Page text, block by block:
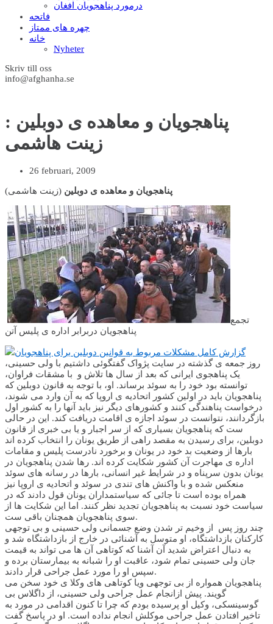
درمورد پناهجويان افغان
فاتحه
چهره های ممتاز
خانه
Nyheter
Skriv till oss
info@afghanha.se
پناهجویان و معاهده ی دوبلین :
زینت هاشمی
26 februari, 2009
پناهجویان و معاهده ی دوبلین (زینت هاشمی)
تجمع
پناهجویان دربرابر اداره ی پلیس آتن
گزارش کامل مشکلات مربوط به قوانین دوبلین برای پناهجویان
روز جمعه ی گذشته در سایت پژواک گفتگوئی داشتیم با ولی حسینی،
یک پناهجوی ایرانی که بعد از سال ها تلاش و با مشقات فراوان،
توانسته بود خود را به سوئد برساند. او، با توجه به قانون دوبلین که
پناهجویان باید در اولین کشور اتحادیه ی اروپا که به آن وارد می شوند،
درخواست پناهندگی کنند و کشورهای دیگر نیز باید آنها را به کشور اول
بازگردانند، نتوانست در سوئد اجازه ی اقامت دریافت کند. این در حالی
ست که پناهجویان بسیاری که از سر اجبار و یا بی خبری از قانون
دوبلین، برای رسیدن به مقصد راهی از طریق یونان را انتخاب کرده اند
بارها از وضعیت بد خود در یونان و برخورد نادرست پلیس و مقامات
اداره ی مهاجرت آن کشور شکایت کرده اند. رها شدن پناهجویان در
یونان بدون سرپناه و در شرایط غیر انسانی، بارها در رسانه های سوئد
منعکس شده و با واکنش های تندی در سوئد و اتحادیه ی اروپا نیز
همراه بوده است تا جائی که سیاستمداران یونان قول دادند که در
سیاست خود نسبت به پناهجویان تجدید نظر کنند. اما این شکایت ها از
سوی پناهجویان همچنان باقی ست.
چند روز پس از وخیم تر شدن وضع جسمانی ولی حسینی و بی توجهی
کارکنان بازداشتگاه، او متوسل به آشنائی در خارج از بازداشتگاه شد و
به دنبال اعتراض شدید آن آشنا که کوتاهی آن ها می تواند به قیمت
جان ولی حسینی تمام شود، عاقبت او را شبانه به بیمارستان برده و
سپس او را مورد عمل جراحی قرار دادند.
پناهجویان همواره از بی توجهی ویا کوتاهی های وکلا ی خود سخن می
گویند. پیش ازانجام عمل جراحی ولی حسینی، از داگلاس بی
گوسینسکی، وکیل او پرسیده بودم که چرا تا کنون اقدامی در مورد به
تاخیر افتادن عمل جراحی موکلش انجام نداده است. او در پاسخ گفت